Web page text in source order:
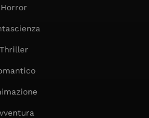
Horror
Thriller